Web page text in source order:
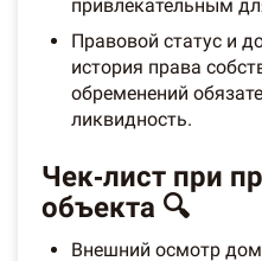
привлекательным
Правовой статус и
история права
обременений
ликвидность.
Чек‑лист при
объекта 🔍
Внешний осмотр